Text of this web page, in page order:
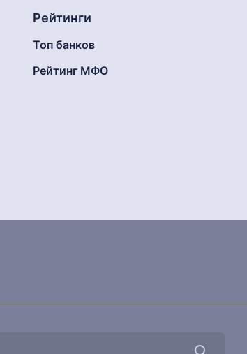
Рейтинги
Топ банков
Рейтинг МФО